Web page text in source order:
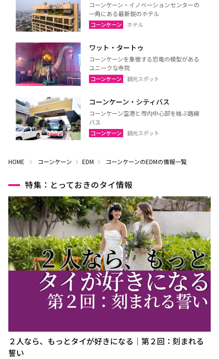
コーンケーン・イノベーションセンターの
一角にある最新鋭のホテル
コーンケーン ホテル
ワット・タートゥ
コーンケーンを象徴する恐竜の模型がある
ユニークな寺院
コーンケーン 観光スポット
コーンケーン・シティバス
コーンケーン空港と市内中心部を結ぶ路線
バス
コーンケーン 観光スポット
HOME コーンケーン EDM コーンケーンのEDMの情報一覧
特集：とっておきのタイ情報
２人なら、もっとタイが好きになる｜第２回：刻まれる
誓い